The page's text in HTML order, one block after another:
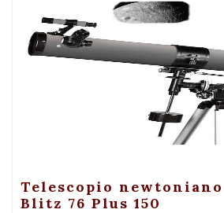
+
Telescopio
Blitz 76 Plus 150